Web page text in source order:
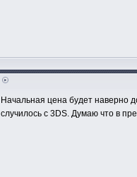
Начальная цена будет наверно
случилось с 3DS. Думаю что в